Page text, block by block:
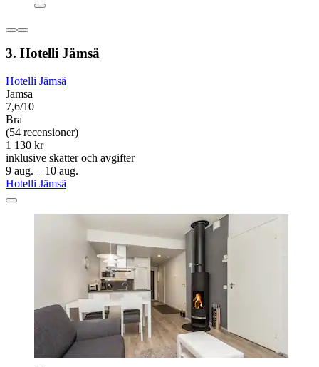
3. Hotelli Jämsä
Hotelli Jämsä
Jamsa
7,6/10
Bra
(54 recensioner)
1 130 kr
inklusive skatter och avgifter
9 aug. – 10 aug.
Hotelli Jämsä